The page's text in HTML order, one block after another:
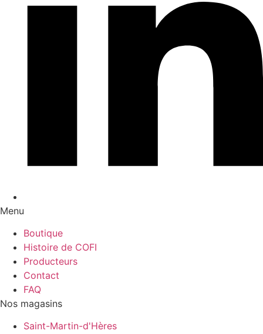
Menu
Boutique
Histoire de COFI
Producteurs
Contact
FAQ
Nos magasins
Saint-Martin-d'Hères